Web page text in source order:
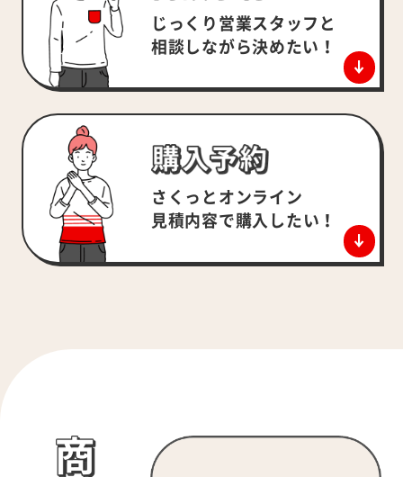
じっくり営業スタッフと
相談しながら決めたい！
さくっとオンライン
見積内容で購入したい！